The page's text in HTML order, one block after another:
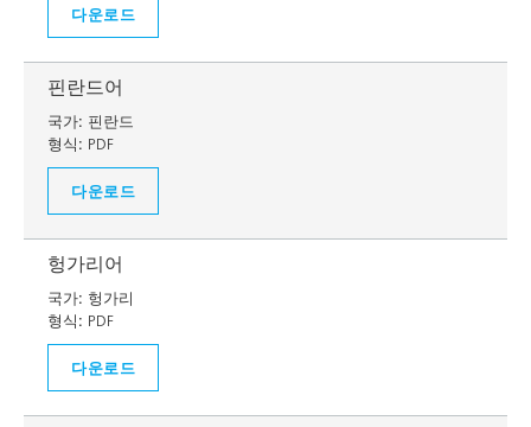
다운로드
핀란드어
국가: 핀란드
형식: PDF
다운로드
헝가리어
국가: 헝가리
형식: PDF
다운로드